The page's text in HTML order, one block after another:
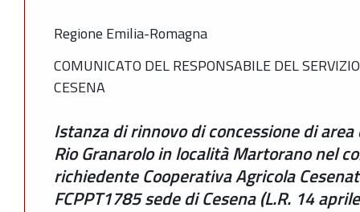
Regione Emilia-Romagna
COMUNICATO DEL RESPONSABILE DEL
CESENA
Istanza di rinnovo di concessione di area
Rio Granarolo in località Martorano nel
richiedente Cooperativa Agricola
FCPPT1785 sede di Cesena (L.R. 14